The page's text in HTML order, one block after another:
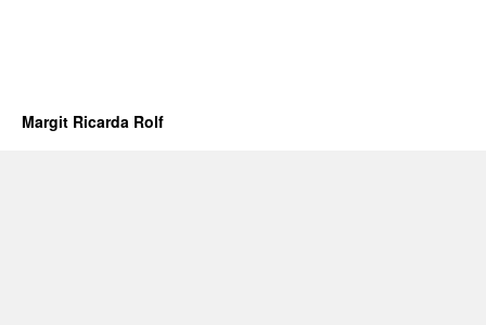
Margit Ricarda Rolf